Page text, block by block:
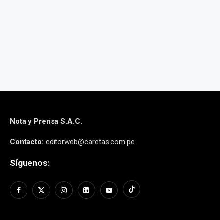
Nota y Prensa S.A.C.
Contacto: editorweb@caretas.com.pe
Síguenos: